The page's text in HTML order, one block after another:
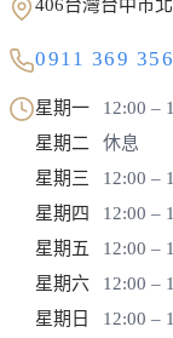
406台灣台中市
0911 369 356
星期一
12:00 –
星期二
休息
星期三
12:00 –
星期四
12:00 –
星期五
12:00 –
星期六
12:00 –
星期日
12:00 –